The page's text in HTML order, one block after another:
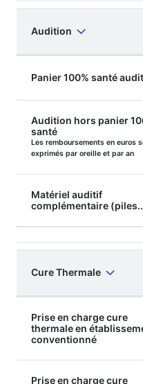
Audition
Panier 100% santé
Audition hors panier
santé
Les remboursements en euros
exprimés par oreille et par an
Matériel auditif
complémentaire
Cure Thermale
Prise en charge cure
thermale en
conventionné
Prise en charge cure